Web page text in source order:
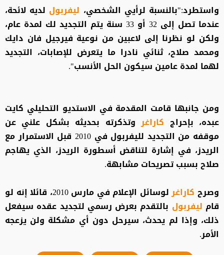
واستطرد:"بالنسبة لرأيي الشخصي، ليفربول لديه لائحة،
عندما تصل إلى 32 أو 33 سنة يتم التجديد لك لمدة عام،
ولكن لو نظرنا إلى لاعبين من نوعية فيرجيل فان دايك
ومحمد صلاح، ثنائي نادرا ما يتعرض للإصابات، التجديد
لهما لمدة عامين سيكون الحل الأنسب".
ومن جانبها قامت المقدمة في الاستديو التحليلي كايت
عبده، بإحراج كاراغر وتذكرته بحديثه بشكل علني عن
موقفه من التجديد لليفربول في 2010 قبل الاستمرار مع
الريدز، في إشارة لتناقض أسطورة الريدز، الذي يهاجم
صلاح بسبب تصريحات مشابهة.
وصرحكاراغر
لوسائل الإعلام في مارس 2010، قائلا إنه لو
قام ليفربول بالتقدم بعرض رسمي لتجديد عقده سيفعل
ذلك، وإذا لم يحدث، سيرحل دون أي مشكلة ولن يزعجه
الأمر.